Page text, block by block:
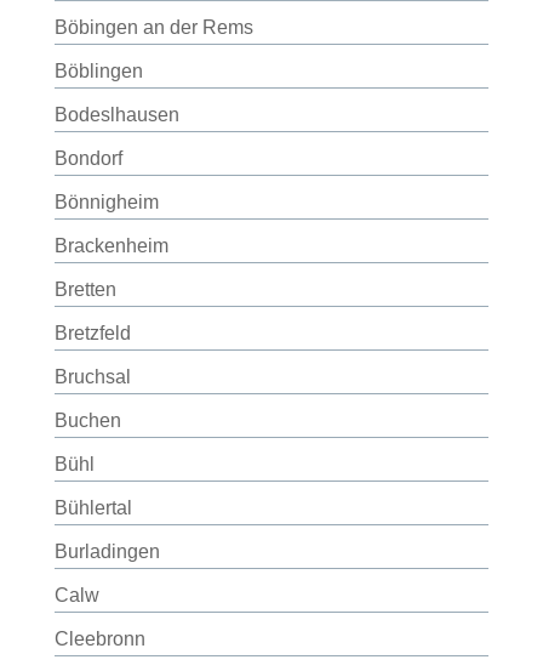
Böbingen an der Rems
Böblingen
Bodeslhausen
Bondorf
Bönnigheim
Brackenheim
Bretten
Bretzfeld
Bruchsal
Buchen
Bühl
Bühlertal
Burladingen
Calw
Cleebronn